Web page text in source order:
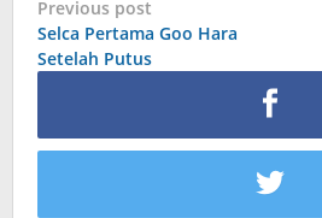
Post
navigation
Previous post
Selca Pertama Goo Hara
Setelah Putus